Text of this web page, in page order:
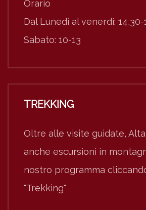
Orario
Dal Lunedì al venerdì: 14,30-
Sabato: 10-13
TREKKING
Oltre alle visite guidate,
anche escursioni in
nostro programma
"Trekking"